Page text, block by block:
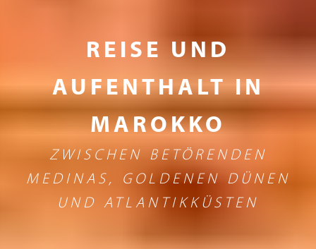
REISE UND
AUFENTHALT IN
MAROKKO
ZWISCHEN BETÖRENDEN
MEDINAS, GOLDENEN DÜNEN
UND ATLANTIKKÜSTEN